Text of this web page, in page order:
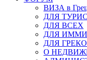
ВИЗА в
ДЛЯ
ДЛЯ ВСЕХ
ДЛЯ
ДЛЯ
О